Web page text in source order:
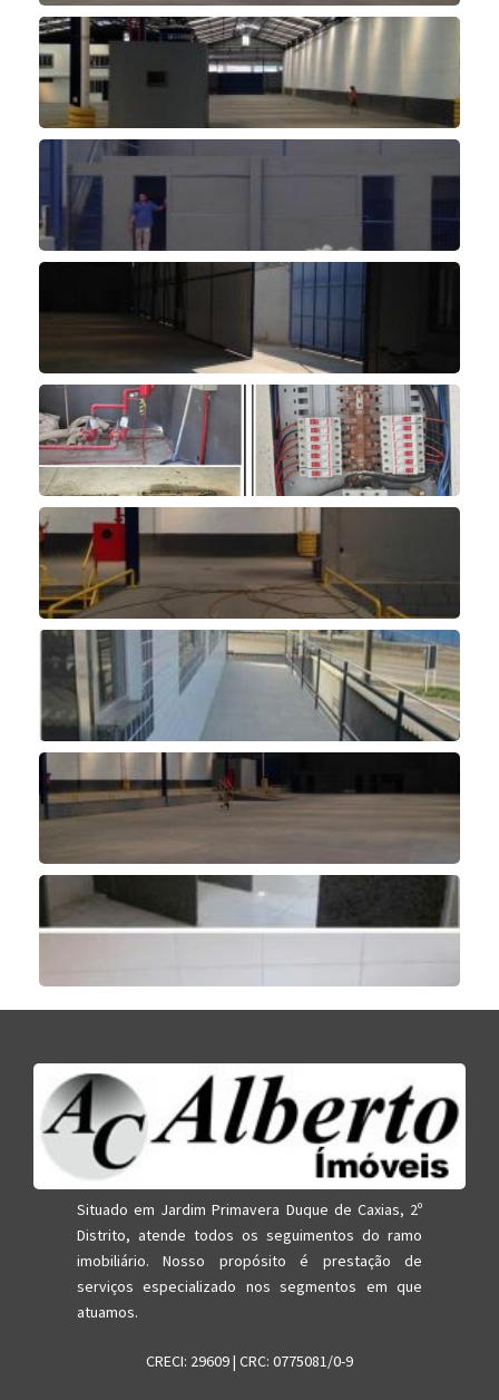
Situado em Jardim Primavera Duque de Caxias, 2º
Distrito, atende todos os seguimentos do ramo
imobiliário. Nosso propósito é prestação de
serviços especializado nos segmentos em que
atuamos.
CRECI: 29609 | CRC: 0775081/0-9